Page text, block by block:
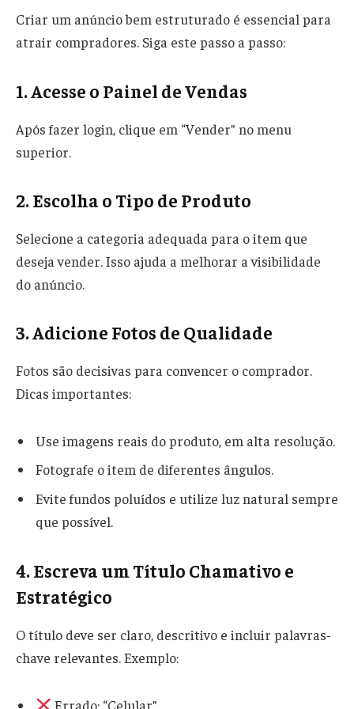
Criar um anúncio bem estruturado é essencial para
atrair compradores. Siga este passo a passo:
1. Acesse o Painel de Vendas
Após fazer login, clique em “Vender” no menu
superior.
2. Escolha o Tipo de Produto
Selecione a categoria adequada para o item que
deseja vender. Isso ajuda a melhorar a visibilidade
do anúncio.
3. Adicione Fotos de Qualidade
Fotos são decisivas para convencer o comprador.
Dicas importantes:
Use imagens reais do produto, em alta resolução.
Fotografe o item de diferentes ângulos.
Evite fundos poluídos e utilize luz natural sempre
que possível.
4. Escreva um Título Chamativo e
Estratégico
O título deve ser claro, descritivo e incluir palavras-
chave relevantes. Exemplo:
Errado: “Celular”